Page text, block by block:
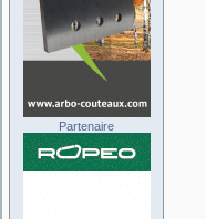
Partenaire